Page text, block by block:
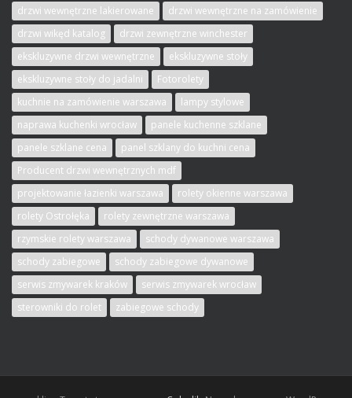
drzwi wewnętrzne lakierowane
drzwi wewnętrzne na zamówienie
drzwi wikęd katalog
drzwi zewnętrzne winchester
ekskluzywne drzwi wewnętrzne
ekskluzywne stoły
ekskluzywne stoły do jadalni
Fotorolety
kuchnie na zamówienie warszawa
lampy stylowe
naprawa kuchenki wrocław
panele kuchenne szklane
panele szklane cena
panel szklany do kuchni cena
Producent drzwi wewnętrznych mdf
projektowanie łazienki warszawa
rolety okienne warszawa
rolety Ostrołęka
rolety zewnętrzne warszawa
rzymskie rolety warszawa
schody dywanowe warszawa
schody zabiegowe
schody zabiegowe dywanowe
serwis zmywarek kraków
serwis zmywarek wrocław
sterowniki do rolet
zabiegowe schody